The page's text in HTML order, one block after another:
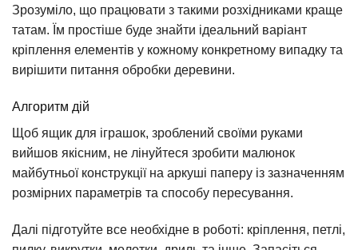
Зрозуміло, що працювати з такими розхідниками краще
татам. Їм простіше буде знайти ідеальний варіант
кріплення елементів у кожному конкретному випадку та
вирішити питання обробки деревини.
Алгоритм дій
Щоб ящик для іграшок, зроблений своїми руками
вийшов якісним, не лінуйтеся зробити малюнок
майбутньої конструкції на аркуші паперу із зазначенням
розмірних параметрів та способу пересування.
Далі підготуйте все необхідне в роботі: кріплення, петлі,